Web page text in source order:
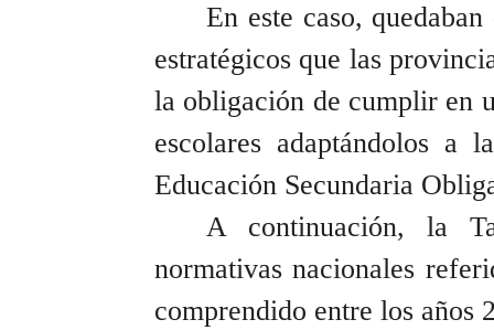
En este caso,
estratégicos que las
la obligación de cumplir en
escolares adaptándolos a
Educación Secundaria
A continuación, la
normativas nacionales
comprendido entre los años